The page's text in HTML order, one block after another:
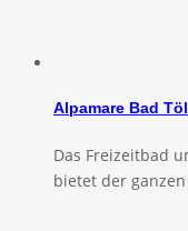
Alpamare Bad
Das Freizeitbad
bietet der